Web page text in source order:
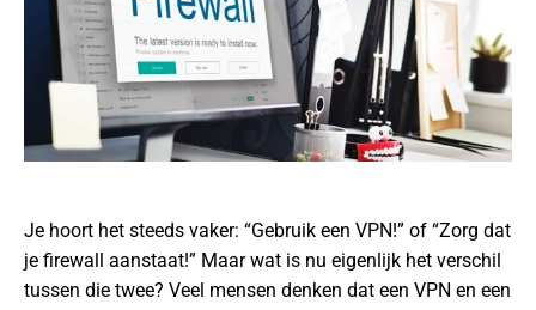
Je hoort het steeds vaker: “Gebruik een VPN!” of “Zorg dat
je firewall aanstaat!” Maar wat is nu eigenlijk het verschil
tussen die twee? Veel mensen denken dat een VPN en een